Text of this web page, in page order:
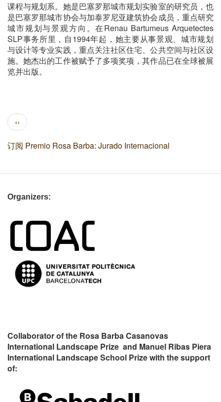
课程与规划系。她是巴塞罗那城市规划实验室的研究员，也
是巴塞罗那城市协会与加泰罗尼亚建筑协会成员，重点研究
城市规划与景观方向。在Renau Bartumeus Arquetectes
SLP事务所里，自1994年起，她主要从事景观、城市规划
与设计等专业实践，重点关注社区住宅、公共空间与社区设
施。她杰出的工作被赋予了多项奖项，其作品已在全球被展
览并出版。
分
页前
一
页
‹‹
订阅 Premio Rosa Barba: Jurado Internacional
Organizers:
Collaborator of the Rosa Barba Casanovas
International Landscape Prize and Manuel Ribas Piera
International Landscape School Prize with the support
of: